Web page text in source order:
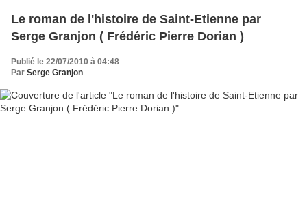
Le roman de l'histoire de Saint-Etienne par
Serge Granjon ( Frédéric Pierre Dorian )
Publié le 22/07/2010 à 04:48
Par Serge Granjon